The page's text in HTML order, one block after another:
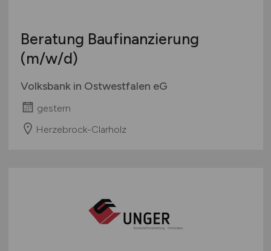
Beratung Baufinanzierung
(m/w/d)
Volksbank in Ostwestfalen eG
gestern
Herzebrock-Clarholz